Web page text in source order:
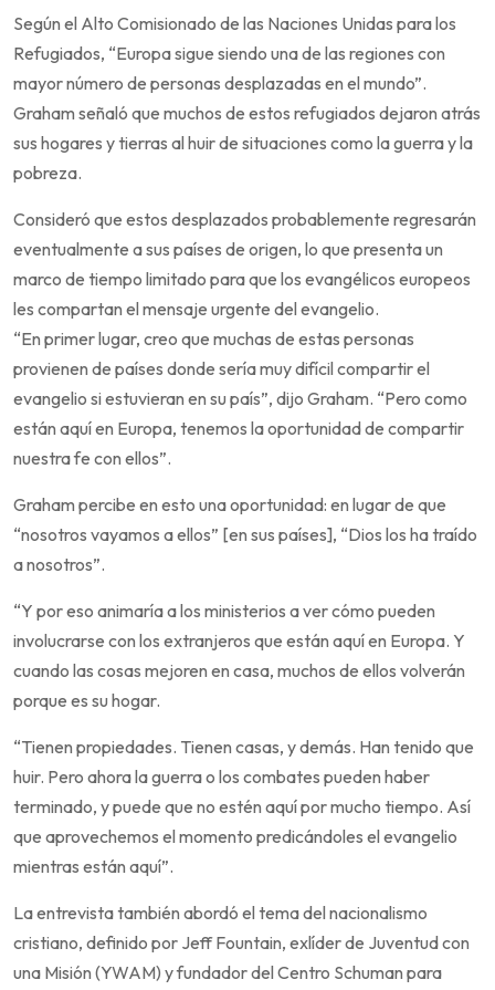
Según el Alto Comisionado de las Naciones Unidas para los
Refugiados, “Europa sigue siendo una de las regiones con
mayor número de personas desplazadas en el mundo”.
Graham señaló que muchos de estos refugiados dejaron atrás
sus hogares y tierras al huir de situaciones como la guerra y la
pobreza.
Consideró que estos desplazados probablemente regresarán
eventualmente a sus países de origen, lo que presenta un
marco de tiempo limitado para que los evangélicos europeos
les compartan el mensaje urgente del evangelio.
“En primer lugar, creo que muchas de estas personas
provienen de países donde sería muy difícil compartir el
evangelio si estuvieran en su país”, dijo Graham. “Pero como
están aquí en Europa, tenemos la oportunidad de compartir
nuestra fe con ellos”.
Graham percibe en esto una oportunidad: en lugar de que
“nosotros vayamos a ellos” [en sus países], “Dios los ha traído
a nosotros”.
“Y por eso animaría a los ministerios a ver cómo pueden
involucrarse con los extranjeros que están aquí en Europa. Y
cuando las cosas mejoren en casa, muchos de ellos volverán
porque es su hogar.
“Tienen propiedades. Tienen casas, y demás. Han tenido que
huir. Pero ahora la guerra o los combates pueden haber
terminado, y puede que no estén aquí por mucho tiempo. Así
que aprovechemos el momento predicándoles el evangelio
mientras están aquí”.
La entrevista también abordó el tema del nacionalismo
cristiano, definido por Jeff Fountain, exlíder de Juventud con
una Misión (YWAM) y fundador del Centro Schuman para